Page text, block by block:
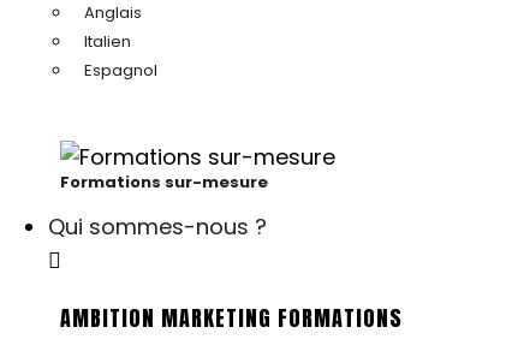
Anglais
Italien
Espagnol
Formations sur-mesure
Qui sommes-nous ?
AMBITION MARKETING FORMATIONS